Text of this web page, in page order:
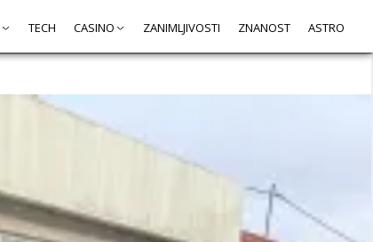
TECH CASINO ZANIMLJIVOSTI ZNANOST ASTRO